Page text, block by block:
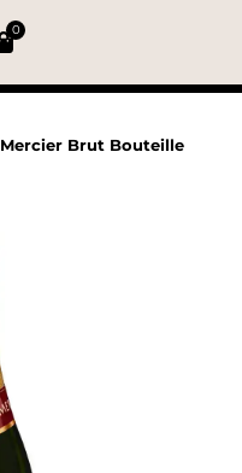
0
Mercier Brut Bouteille